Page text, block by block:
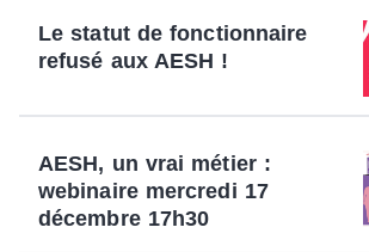
Le statut de fonctionnaire
refusé aux AESH !
AESH, un vrai métier :
webinaire mercredi 17
décembre 17h30